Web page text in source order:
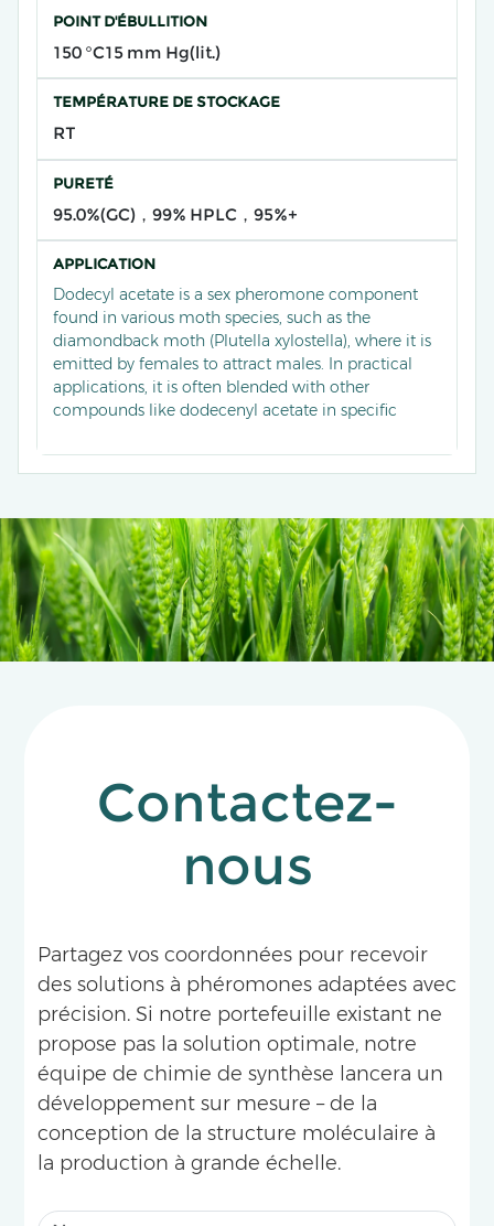
POINT D'ÉBULLITION
150 °C15 mm Hg(lit.)
TEMPÉRATURE DE STOCKAGE
RT
PURETÉ
95.0%(GC)，99% HPLC，95%+
APPLICATION
Dodecyl acetate is a sex pheromone component
found in various moth species, such as the
diamondback moth (Plutella xylostella), where it is
emitted by females to attract males. In practical
applications, it is often blended with other
compounds like dodecenyl acetate in specific
widely used for field monitoring and eco-friendly
control of pest populations, with single traps
improving surveillance efficiency compared to
conventional methods.
Contactez-
nous
Partagez vos coordonnées pour recevoir
des solutions à phéromones adaptées avec
précision. Si notre portefeuille existant ne
propose pas la solution optimale, notre
équipe de chimie de synthèse lancera un
développement sur mesure – de la
conception de la structure moléculaire à
la production à grande échelle.